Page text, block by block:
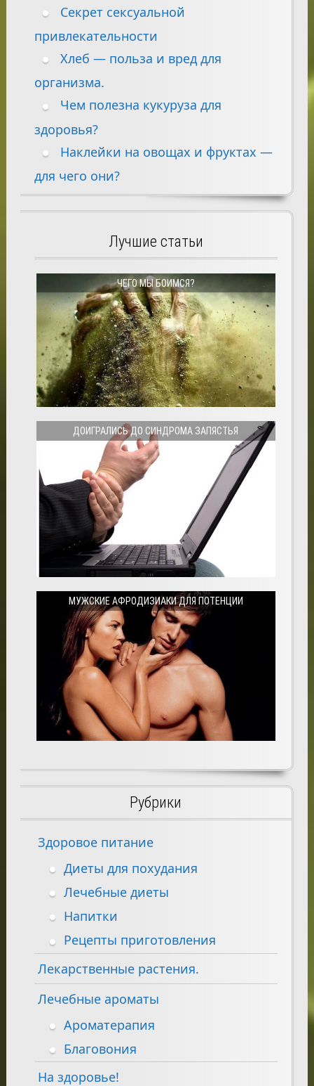
Секрет сексуальной
привлекательности
Хлеб — польза и вред для
организма.
Чем полезна кукуруза для
здоровья?
Наклейки на овощах и фруктах —
для чего они?
Лучшие статьи
ЧЕГО МЫ БОИМСЯ?
ДОИГРАЛИСЬ ДО СИНДРОМА ЗАПЯСТЬЯ
МУЖСКИЕ АФРОДИЗИАКИ ДЛЯ ПОТЕНЦИИ
Рубрики
Здоровое питание
Диеты для похудания
Лечебные диеты
Напитки
Рецепты приготовления
Лекарственные растения.
Лечебные ароматы
Ароматерапия
Благовония
На здоровье!